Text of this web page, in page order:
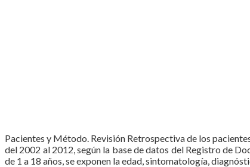
Pacientes y Método. Revisión Retrospectiva de los
del 2002 al 2012, según la base de datos del Registro de
de 1 a 18 años, se exponen la edad, sintomatología,